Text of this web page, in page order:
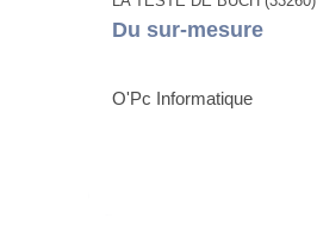
Du sur-mesure
O'Pc Informatique